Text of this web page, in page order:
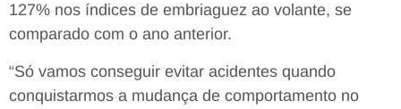
127% nos índices de embriaguez ao volante, se
comparado com o ano anterior.
“Só vamos conseguir evitar acidentes quando
conquistarmos a mudança de comportamento no